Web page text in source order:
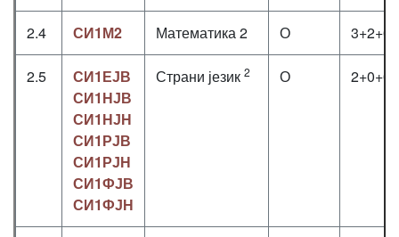
2.4 СИ1М2 Математика 2 О 3+2+0
2.5
СИ1ЕЈВ
СИ1НЈВ
СИ1НЈН
СИ1РЈВ
СИ1РЈН
СИ1ФЈВ
СИ1ФЈН
Страни језик 2 О 2+0+0